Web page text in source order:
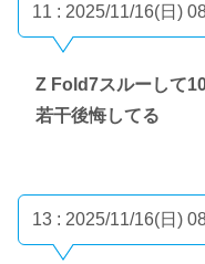
11 : 2025/11/16(日)
Z Fold7スルーして
若干後悔してる
13 : 2025/11/16(日)